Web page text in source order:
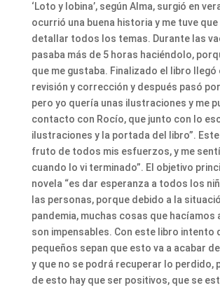
‘Loto y lobina’, según Alma, surgió en
ocurrió una buena historia y me tuve que
detallar todos los temas. Durante las
pasaba más de 5 horas haciéndolo,
que me gustaba. Finalizado el libro
revisión y corrección y después pasó
pero yo quería unas ilustraciones y me
contacto con Rocío, que junto con lo
ilustraciones y la portada del libro”. Este
fruto de todos mis esfuerzos, y me
cuando lo vi terminado”. El objetivo
novela “es dar esperanza a todos los
las personas, porque debido a la
pandemia, muchas cosas que hacíamos
son impensables. Con este libro intento
pequeños sepan que esto va a acabar
y que no se podrá recuperar lo perdido,
de esto hay que ser positivos, que se